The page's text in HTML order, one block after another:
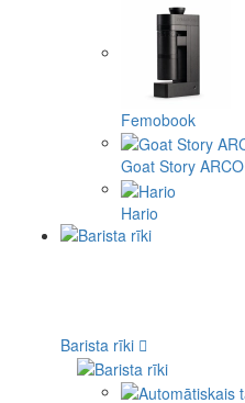
Femobook
Goat Story ARCO
Hario
Barista rīki